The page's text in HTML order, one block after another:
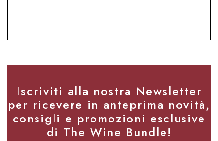
Iscriviti alla nostra Newsletter
per ricevere in anteprima novità,
consigli e promozioni esclusive
di The Wine Bundle!